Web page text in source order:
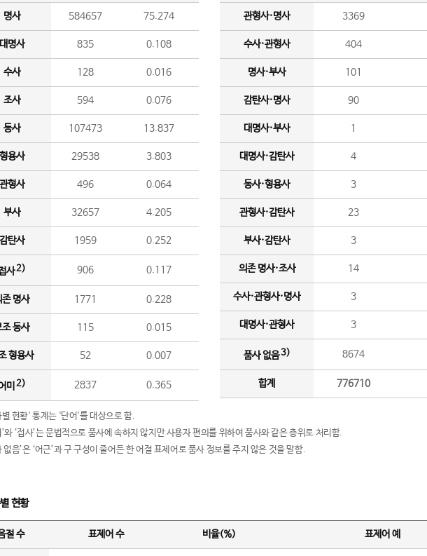
명사 584657 75.274
명사 835 0.108
수사 128 0.016
조사 594 0.076
동사 107473 13.837
용사 29538 3.803
형사 496 0.064
부사 32657 4.205
탄사 1959 0.252
사2) 906 0.117
존 명사 1771 0.228
조 동사 115 0.015
형용사 52 0.007
미 2) 2837 0.365
관형사·명사 3369
수사·관형사 404
명사·부사 101
감탄사·명사 90
대명사·부사 1
대명사·감탄사 4
동사·형용사 3
관형사·감탄사 23
부사·감탄사 3
의존 명사·조사 14
수사·관형사·명사 3
대명사·관형사 3
품사 없음3) 8674
합계 776710
현황' 통계는 '단어'를 대상으로 함.
와 ‘접사’는 문법적으로 품사에 속하지 않지만 사용자 편의를 위하여 품사와 같은 층위로 처리함.
없음’은 ‘어근’과 구 구성이 줄어든 한 어절 표제어로 품사 정보를 주지 않은 것을 말함.
현황
절 수 표제어 수 비율(%) 표제어 예